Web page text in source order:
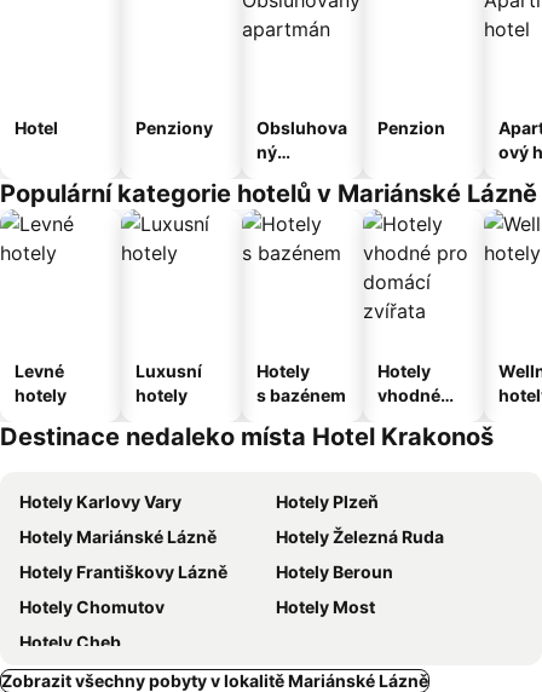
Hotel Penziony
Obsluhova
ný
Penzion
ový
Populární kategorie hotelů v Mariánské Lázně
Levné
hotely
Luxusní
hotely
Hotely
s bazénem
Hotely
vhodné
domácí
Destinace nedaleko místa Hotel Krakonoš
Hotely Karlovy Vary
Hotely Plzeň
Hotely Mariánské Lázně
Hotely Železná Ruda
Hotely Františkovy Lázně
Hotely Beroun
Hotely Chomutov
Hotely Most
Hotely Cheb
Zobrazit všechny pobyty v lokalitě Mariánské Lázně